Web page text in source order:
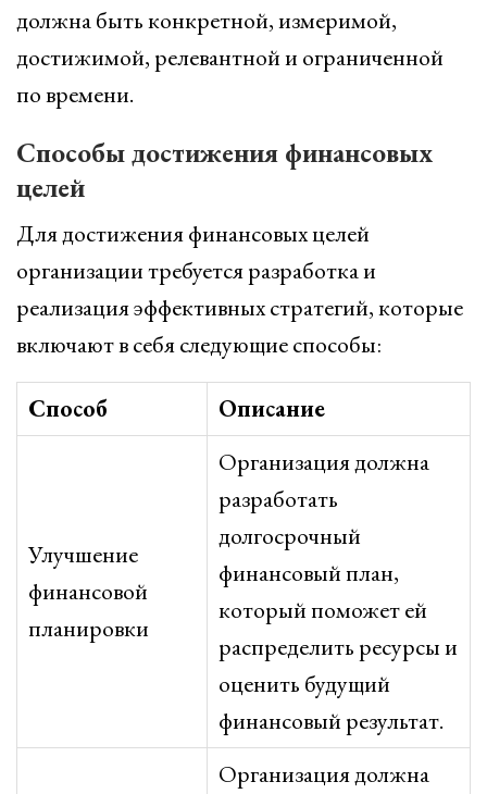
должна быть конкретной, измеримой,
достижимой, релевантной и ограниченной
по времени.
Способы достижения финансовых
целей
Для достижения финансовых целей
организации требуется разработка и
реализация эффективных стратегий, которые
включают в себя следующие способы:
Способ Описание
Улучшение
финансовой
планировки
Организация должна
разработать
долгосрочный
финансовый план,
который поможет ей
распределить ресурсы и
оценить будущий
финансовый результат.
Организация должна